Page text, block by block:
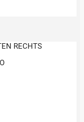
RECHTS